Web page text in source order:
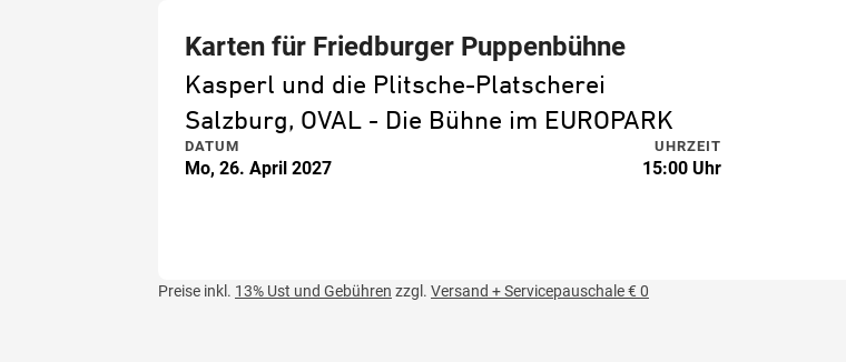
Karten für Friedburger Puppenbühne
Kasperl und die Plitsche-Platscherei
Salzburg, OVAL - Die Bühne im EUROPARK
DATUM
Mo, 26. April 2027
UHRZEIT
15:00 Uhr
Preise inkl. 13% Ust und Gebühren zzgl. Versand + Servicepauschale € 0